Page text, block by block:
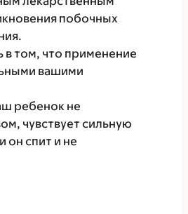
побочных
в том, что применение
вашими
ребенок не
чувствует сильную
он спит и не